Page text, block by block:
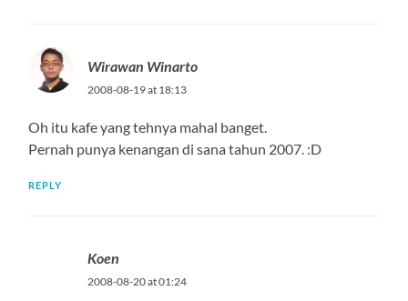
Wirawan Winarto
2008-08-19 at 18:13
Oh itu kafe yang tehnya mahal banget.
Pernah punya kenangan di sana tahun 2007. :D
REPLY
Koen
2008-08-20 at 01:24